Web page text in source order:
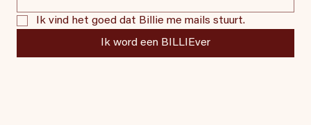
Ik vind het goed dat Billie me mails stuurt.
Ik word een BILLIEver